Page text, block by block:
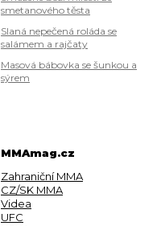
smetanového těsta
Slaná nepečená roláda se
salámem a rajčaty
Masová bábovka se šunkou a
sýrem
MMAmag.cz
Zahraniční MMA
CZ/SK MMA
Videa
UFC